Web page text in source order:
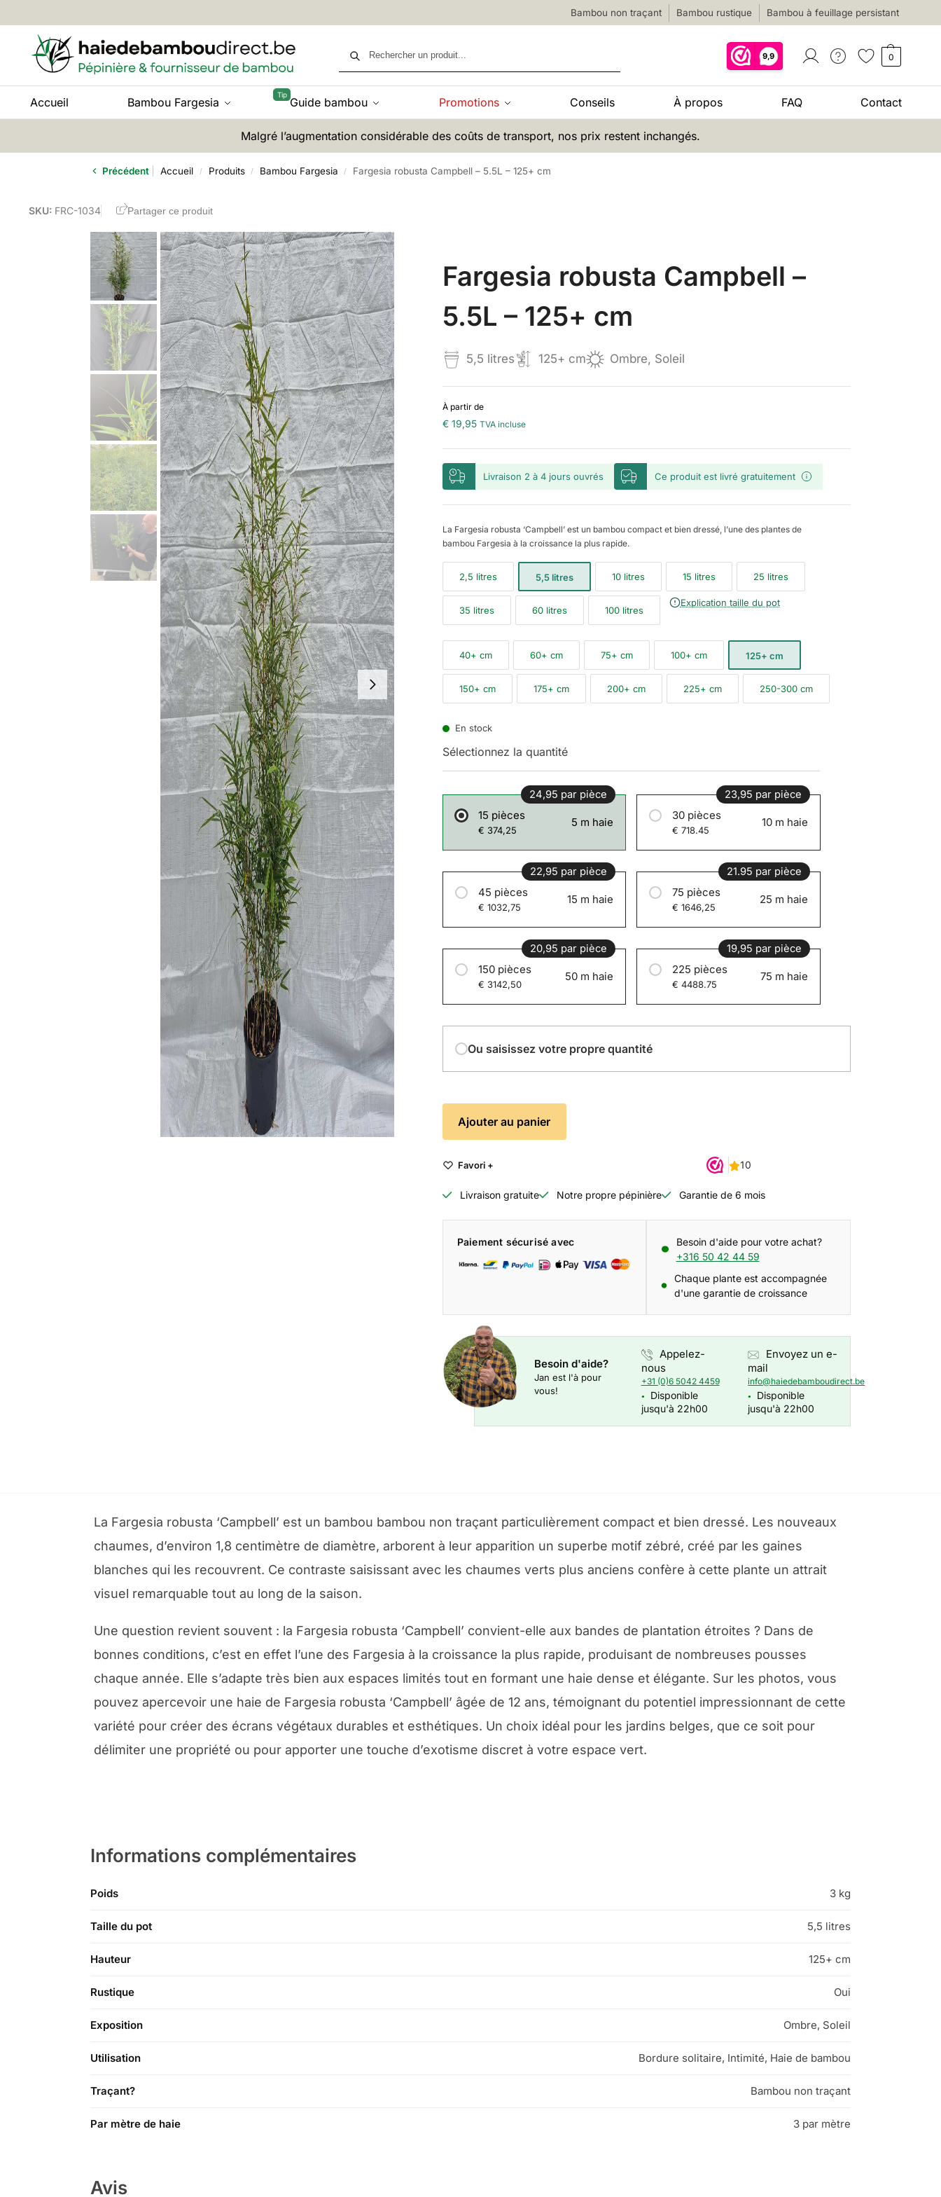
Bambou non traçant Bambou rustique Bambou à feuillage persistant
0
Accueil Bambou Fargesia Guide bambou Promotions Conseils À propos FAQ Contact
Malgré l’augmentation considérable des coûts de transport, nos prix restent inchangés.
Précédent Accueil / Produits / Bambou Fargesia / Fargesia robusta Campbell – 5.5L – 125+ cm
SKU: FRC-1034 Partager ce produit
Fargesia robusta Campbell –
5.5L – 125+ cm
5,5 litres 125+ cm Ombre, Soleil
À partir de
€19,95 TVA incluse
Livraison 2 à 4 jours ouvrés Ce produit est livré gratuitement
La Fargesia robusta ‘Campbell’ est un bambou compact et bien dressé, l’une des plantes de
bambou Fargesia à la croissance la plus rapide.
2,5 litres 5,5 litres 10 litres 15 litres 25 litres
35 litres 60 litres 100 litres
Explication taille du pot
40+ cm 60+ cm 75+ cm 100+ cm 125+ cm
150+ cm 175+ cm 200+ cm 225+ cm 250-300 cm
En stock
Sélectionnez la quantité
24,95 par pièce
15 pièces
€ 374,25
5 m haie
23,95 par pièce
30 pièces
€ 718.45
10 m haie
22,95 par pièce
45 pièces
€ 1032,75
15 m haie
21.95 par pièce
75 pièces
€ 1646,25
25 m haie
20,95 par pièce
150 pièces
€ 3142,50
50 m haie
19,95 par pièce
225 pièces
€ 4488.75
75 m haie
Ou saisissez votre propre quantité
Ajouter au panier
Favori +
Livraison gratuite Notre propre pépinière Garantie de 6 mois
Paiement sécurisé avec
Besoin d'aide pour votre achat?
+316 50 42 44 59
Chaque plante est accompagnée
d'une garantie de croissance
Besoin d'aide?
Jan est l'à pour
vous!
Appelez-
nous
+31 (0)6 5042 4459
●
Disponible
jusqu'à 22h00
Envoyez un e-
mail
info@haiedebamboudirect.be
●
Disponible
jusqu'à 22h00
La Fargesia robusta ‘Campbell’ est un bambou bambou non traçant particulièrement compact et bien dressé. Les nouveaux
chaumes, d’environ 1,8 centimètre de diamètre, arborent à leur apparition un superbe motif zébré, créé par les gaines
blanches qui les recouvrent. Ce contraste saisissant avec les chaumes verts plus anciens confère à cette plante un attrait
visuel remarquable tout au long de la saison.
Une question revient souvent : la Fargesia robusta ‘Campbell’ convient-elle aux bandes de plantation étroites ? Dans de
bonnes conditions, c’est en effet l’une des Fargesia à la croissance la plus rapide, produisant de nombreuses pousses
chaque année. Elle s’adapte très bien aux espaces limités tout en formant une haie dense et élégante. Sur les photos, vous
pouvez apercevoir une haie de Fargesia robusta ‘Campbell’ âgée de 12 ans, témoignant du potentiel impressionnant de cette
variété pour créer des écrans végétaux durables et esthétiques. Un choix idéal pour les jardins belges, que ce soit pour
délimiter une propriété ou pour apporter une touche d’exotisme discret à votre espace vert.
Informations complémentaires
Poids 3 kg
Taille du pot 5,5 litres
Hauteur 125+ cm
Rustique Oui
Exposition Ombre, Soleil
Utilisation Bordure solitaire, Intimité, Haie de bambou
Traçant? Bambou non traçant
Par mètre de haie 3 par mètre
Avis